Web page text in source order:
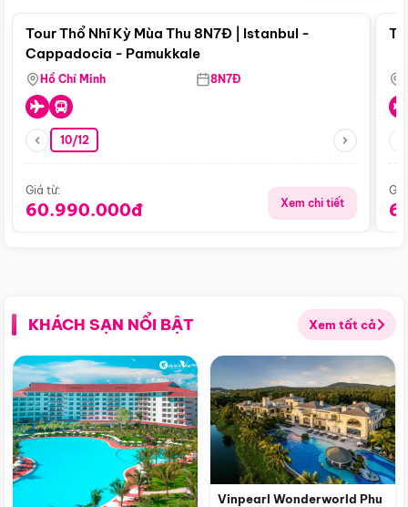
Tour Thổ Nhĩ Kỳ Mùa Thu 8N7Đ | Istanbul -
Cappadocia - Pamukkale
Hồ Chí Minh 8N7Đ
10/12
Giá từ:
60.990.000đ Xem chi tiết
KHÁCH SẠN NỔI BẬT Xem tất cả
Vinpearl Wonderworld Phu